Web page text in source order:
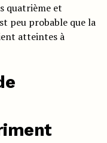
quatrième et
peu probable que la
atteintes à